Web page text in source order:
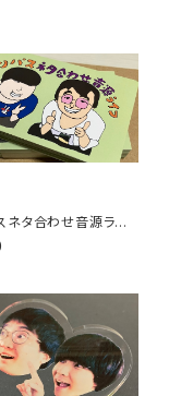
ネタ合わせ音源ライ